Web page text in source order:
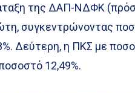
της ΔΑΠ-ΝΔΦΚ
συγκεντρώνοντας
Δεύτερη, η ΠΚΣ με
12,49%.